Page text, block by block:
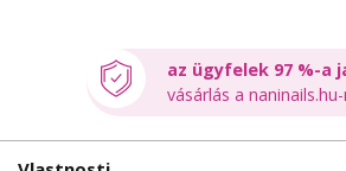
az ügyfelek 97 %-a
vásárlás a